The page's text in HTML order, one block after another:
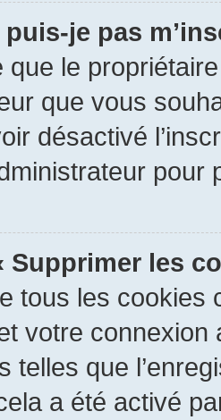
je pas
que le
que vous
désactivé
Supprimer les
tous les cookies
votre
telles que
a été activé